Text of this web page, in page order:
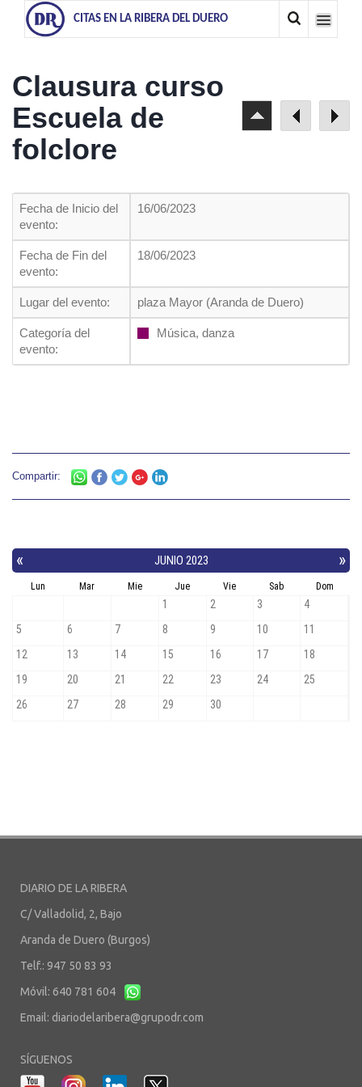
CITAS EN LA RIBERA DEL DUERO
Clausura curso
Escuela de
folclore
Fecha de Inicio del
evento:
16/06/2023
Fecha de Fin del
evento:
18/06/2023
Lugar del evento: plaza Mayor (Aranda de Duero)
Categoría del
evento:
Música, danza
Compartir:
DIARIO DE LA RIBERA
C/ Valladolid, 2, Bajo
Aranda de Duero (Burgos)
Telf.: 947 50 83 93
Móvil: 640 781 604
Email: diariodelaribera@grupodr.com
SÍGUENOS